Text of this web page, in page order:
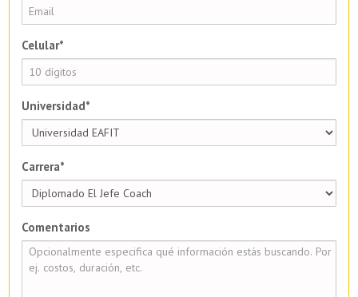
Celular*
Universidad*
Carrera*
Comentarios